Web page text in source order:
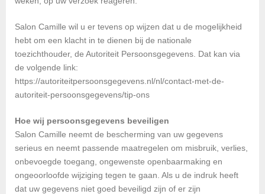
Salon Camille wil u er tevens op wijzen dat u de mogelijkheid
hebt om een klacht in te dienen bij de nationale
toezichthouder, de Autoriteit Persoonsgegevens. Dat kan via
de volgende link:
https://autoriteitpersoonsgegevens.nl/nl/contact-met-de-
autoriteit-persoonsgegevens/tip-ons
Hoe wij persoonsgegevens beveiligen
Salon Camille neemt de bescherming van uw gegevens
serieus en neemt passende maatregelen om misbruik, verlies,
onbevoegde toegang, ongewenste openbaarmaking en
ongeoorloofde wijziging tegen te gaan. Als u de indruk heeft
dat uw gegevens niet goed beveiligd zijn of er zijn